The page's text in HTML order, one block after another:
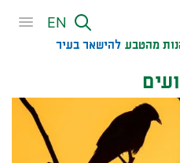
EN
מהטבע להישאר בעיר​